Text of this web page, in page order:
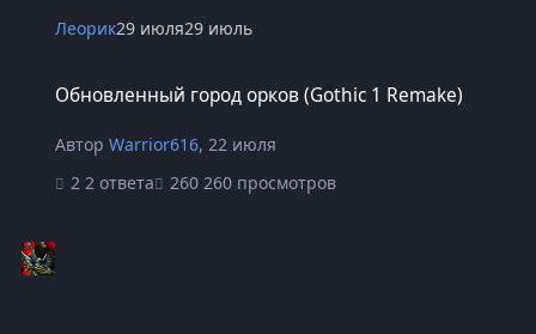
Леорик29 июля29 июль
Обновленный город орков (Gothic 1 Remake)
АвторWarrior616,22 июля
2 ответа
260 просмотров